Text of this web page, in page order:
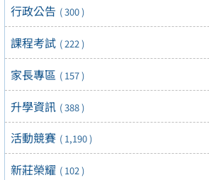
行政公告 ( 300 )
課程考試 ( 222 )
家長專區 ( 157 )
升學資訊 ( 388 )
活動競賽 ( 1,190 )
新莊榮耀 ( 102 )